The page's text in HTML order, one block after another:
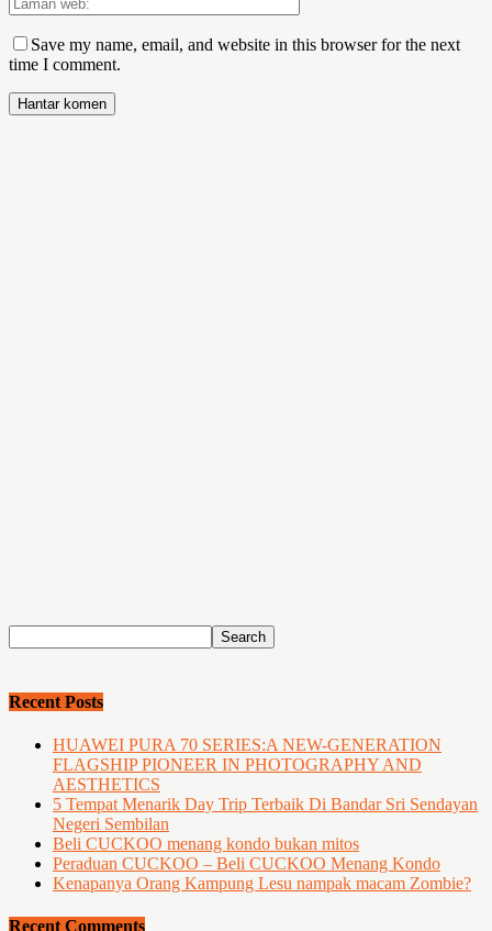
Save my name, email, and website in this browser for the next
time I comment.
Recent Posts
HUAWEI PURA 70 SERIES:A NEW-GENERATION
FLAGSHIP PIONEER IN PHOTOGRAPHY AND
AESTHETICS
5 Tempat Menarik Day Trip Terbaik Di Bandar Sri Sendayan
Negeri Sembilan
Beli CUCKOO menang kondo bukan mitos
Peraduan CUCKOO – Beli CUCKOO Menang Kondo
Kenapanya Orang Kampung Lesu nampak macam Zombie?
Recent Comments